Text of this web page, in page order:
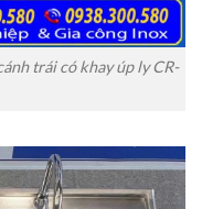
trái có khay úp ly CR-